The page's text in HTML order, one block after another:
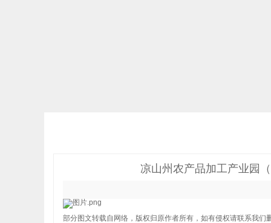
凉山州农产品加工产业园
部分图文转载自网络，版权归原作者所有，如有侵权请联系我